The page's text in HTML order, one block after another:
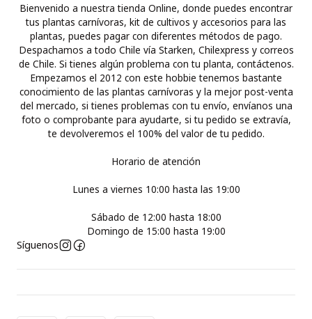
Bienvenido a nuestra tienda Online, donde puedes encontrar
tus plantas carnívoras, kit de cultivos y accesorios para las
plantas, puedes pagar con diferentes métodos de pago.
Despachamos a todo Chile vía Starken, Chilexpress y correos
de Chile. Si tienes algún problema con tu planta, contáctenos.
Empezamos el 2012 con este hobbie tenemos bastante
conocimiento de las plantas carnívoras y la mejor post-venta
del mercado, si tienes problemas con tu envío, envíanos una
foto o comprobante para ayudarte, si tu pedido se extravía,
te devolveremos el 100% del valor de tu pedido.
Horario de atención
Lunes a viernes 10:00 hasta las 19:00
Sábado de 12:00 hasta 18:00
Domingo de 15:00 hasta 19:00
Síguenos